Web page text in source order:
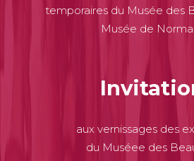
temporaires du Musée des
Musée de
aux vernissages des
du Muséee des